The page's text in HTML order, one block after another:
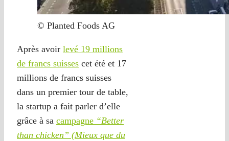
© Planted Foods AG
Après avoir levé 19 millions
de francs suisses cet été et 17
millions de francs suisses
dans un premier tour de table,
la startup a fait parler d’elle
grâce à sa campagne “Better
than chicken” (Mieux que du